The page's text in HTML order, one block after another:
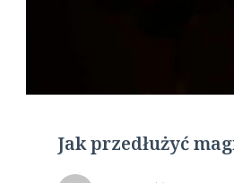
Jak przedłużyć